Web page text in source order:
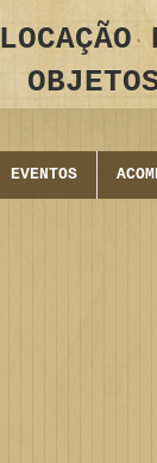
EVENTOS